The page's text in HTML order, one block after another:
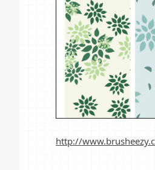
http://